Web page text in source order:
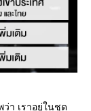
า เราอยู่ในชุด